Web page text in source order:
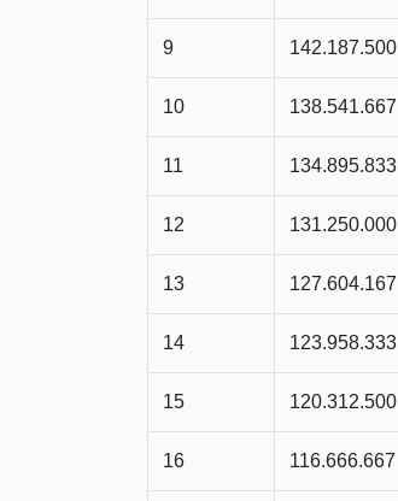
9 142.187.500
10 138.541.667
11 134.895.833
12 131.250.000
13 127.604.167
14 123.958.333
15 120.312.500
16 116.666.667